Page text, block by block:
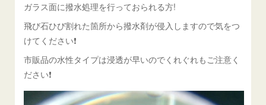
ガラス面に撥水処理を行っておられる方!
飛び石ひび割れた箇所から撥水剤が侵入しますので気をつ
けてください❗️
市販品の水性タイプは浸透が早いのでくれぐれもご注意く
ださい❗️